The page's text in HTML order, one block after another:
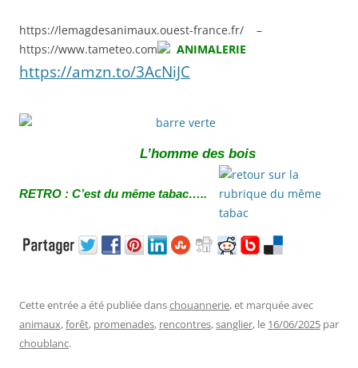
https://lemagdesanimaux.ouest-france.fr/ –
https://www.tameteo.com
ANIMALERIE
https://amzn.to/3AcNiJC
L’homme des bois
RETRO : C’est du même tabac…..
Cette entrée a été publiée danschouannerie, et marquée avec
animaux,forêt, promenades, rencontres,sanglier, le 16/06/2025 par
choublanc.